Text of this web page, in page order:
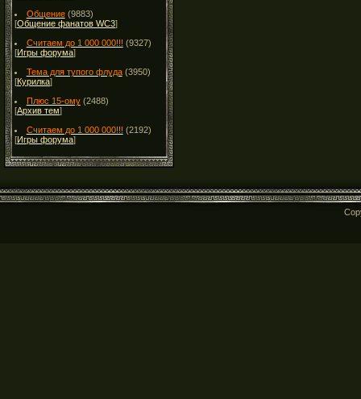
Общение (9883)
[Общение фанатов WC3]
Считаем до 1 000 000!!! (9327)
[Игры форума]
Тема для тупого флуда (3950)
[Курилка]
Плюс 15-ому (2488)
[Архив тем]
Считаем до 1 000 000!!! (2192)
[Игры форума]